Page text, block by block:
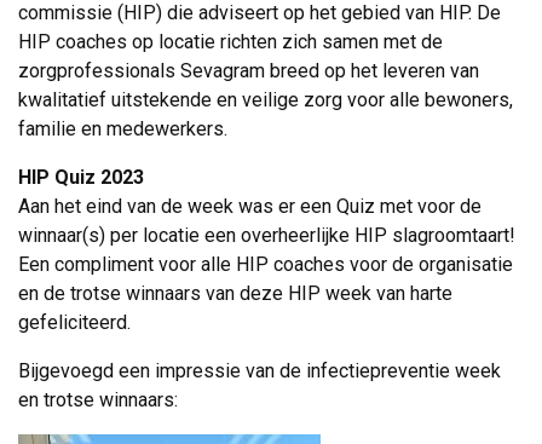
commissie (HIP) die adviseert op het gebied van HIP. De
HIP coaches op locatie richten zich samen met de
zorgprofessionals Sevagram breed op het leveren van
kwalitatief uitstekende en veilige zorg voor alle bewoners,
familie en medewerkers.
HIP Quiz 2023
Aan het eind van de week was er een Quiz met voor de
winnaar(s) per locatie een overheerlijke HIP slagroomtaart!
Een compliment voor alle HIP coaches voor de organisatie
en de trotse winnaars van deze HIP week van harte
gefeliciteerd.
Bijgevoegd een impressie van de infectiepreventie week
en trotse winnaars: